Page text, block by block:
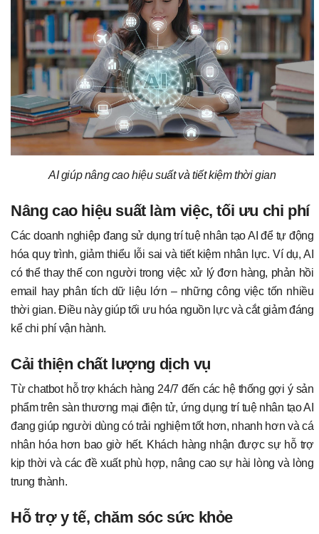
AI giúp nâng cao hiệu suất và tiết kiệm thời gian
Nâng cao hiệu suất làm việc, tối ưu chi phí
Các doanh nghiệp đang sử dụng trí tuệ nhân tạo AI để tự động
hóa quy trình, giảm thiểu lỗi sai và tiết kiệm nhân lực. Ví dụ, AI
có thể thay thế con người trong việc xử lý đơn hàng, phản hồi
email hay phân tích dữ liệu lớn – những công việc tốn nhiều
thời gian. Điều này giúp tối ưu hóa nguồn lực và cắt giảm đáng
kể chi phí vận hành.
Cải thiện chất lượng dịch vụ
Từ chatbot hỗ trợ khách hàng 24/7 đến các hệ thống gợi ý sản
phẩm trên sàn thương mại điện tử, ứng dụng trí tuệ nhân tạo AI
đang giúp người dùng có trải nghiệm tốt hơn, nhanh hơn và cá
nhân hóa hơn bao giờ hết. Khách hàng nhận được sự hỗ trợ
kịp thời và các đề xuất phù hợp, nâng cao sự hài lòng và lòng
trung thành.
Hỗ trợ y tế, chăm sóc sức khỏe